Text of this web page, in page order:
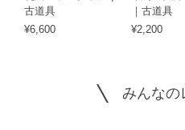
古道具
¥6,600
｜古道具
¥2,200
みんなの